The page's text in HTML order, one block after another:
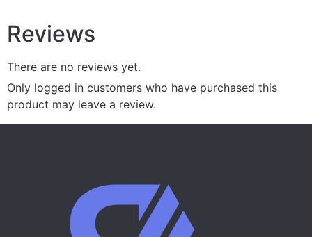
Reviews
There are no reviews yet.
Only logged in customers who have purchased this
product may leave a review.